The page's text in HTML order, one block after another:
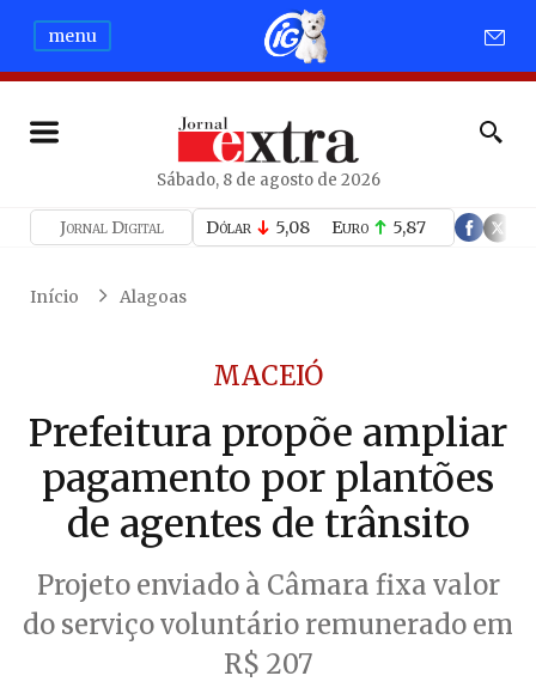
menu
Sábado, 8 de agosto de 2026
Jornal Digital Dólar 5,08 Euro 5,87
Início Alagoas
MACEIÓ
Prefeitura propõe ampliar
pagamento por plantões
de agentes de trânsito
Projeto enviado à Câmara fixa valor
do serviço voluntário remunerado em
R$ 207